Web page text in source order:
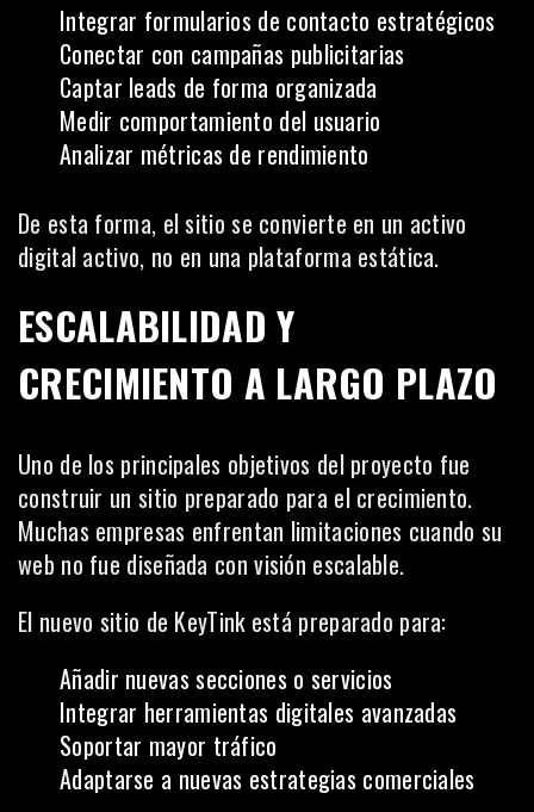
Integrar formularios de contacto estratégicos
Conectar con campañas publicitarias
Captar leads de forma organizada
Medir comportamiento del usuario
Analizar métricas de rendimiento
De esta forma, el sitio se convierte en un activo
digital activo, no en una plataforma estática.
ESCALABILIDAD Y
CRECIMIENTO A LARGO PLAZO
Uno de los principales objetivos del proyecto fue
construir un sitio preparado para el crecimiento.
Muchas empresas enfrentan limitaciones cuando su
web no fue diseñada con visión escalable.
El nuevo sitio de KeyTink está preparado para:
Añadir nuevas secciones o servicios
Integrar herramientas digitales avanzadas
Soportar mayor tráfico
Adaptarse a nuevas estrategias comerciales